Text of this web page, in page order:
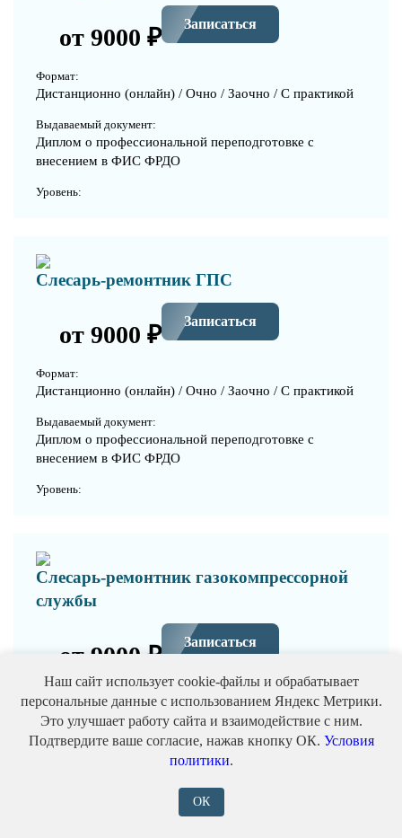
от 9000 ₽ Записаться
Формат:
Дистанционно (онлайн) / Очно / Заочно / С практикой
Выдаваемый документ:
Диплом о профессиональной переподготовке с
внесением в ФИС ФРДО
Уровень:
Слесарь-ремонтник ГПС
от 9000 ₽ Записаться
Формат:
Дистанционно (онлайн) / Очно / Заочно / С практикой
Выдаваемый документ:
Диплом о профессиональной переподготовке с
внесением в ФИС ФРДО
Уровень:
Слесарь-ремонтник газокомпрессорной
службы
от 9000 ₽ Записаться
Дистанционно (онлайн) / Очно / Заочно / С практикой
Выдаваемый документ:
Диплом о профессиональной переподготовке с
Наш сайт использует cookie-файлы и обрабатывает
персональные данные с использованием Яндекс Метрики.
Это улучшает работу сайта и взаимодействие с ним.
Подтвердите ваше согласие, нажав кнопку ОК. Условия
политики.
ОК